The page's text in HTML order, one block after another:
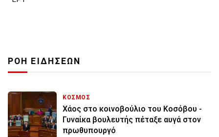
ΡΟΗ ΕΙΔΗΣΕΩΝ
ΚΟΣΜΟΣ
Χάος στο κοινοβούλιο του Κοσόβου -
Γυναίκα βουλευτής πέταξε αυγά στον
πρωθυπουργό